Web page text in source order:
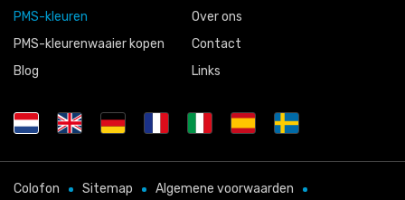
PMS-kleuren
PMS-kleurenwaaier kopen
Blog
Over ons
Contact
Links
Colofon Sitemap Algemene voorwaarden